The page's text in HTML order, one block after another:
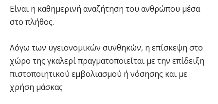
Είναι η καθημερινή αναζήτηση του ανθρώπου μέσα
στο πλήθος.
Λόγω των υγειονομικών συνθηκών, η επίσκεψη στο
χώρο της γκαλερί πραγματοποιείται με την επίδειξη
πιστοποιητικού εμβολιασμού ή νόσησης και με
χρήση μάσκας